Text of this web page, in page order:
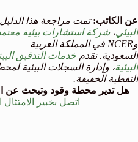
عن الكاتب: تمت مراجعة هذا
البيئي،شركة استشارات بيئية
وNCER في المملكة العربية
السعودية. نقدم خدمات التدقيق
البيئية، وإدارة السجلات البيئية
النفطية الخفيفة.
هل تدير محطة وقود وتبحث عن
اتصل بخبير الامتثال